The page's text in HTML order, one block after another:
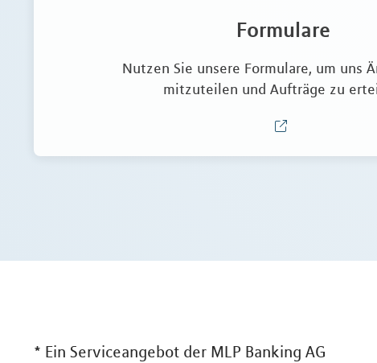
Formulare
Nutzen Sie unsere Formulare, um uns
mitzuteilen und Aufträge zu
* Ein Serviceangebot der MLP Banking AG